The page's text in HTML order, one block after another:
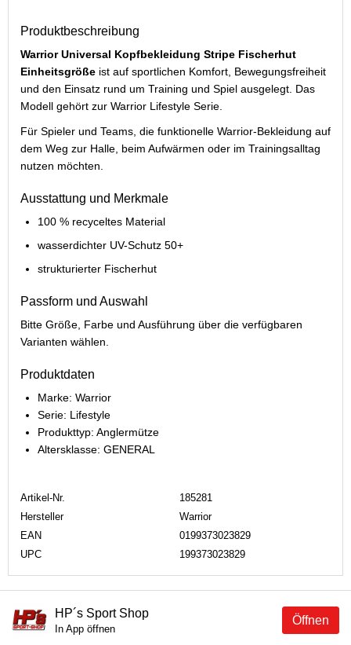
Produktbeschreibung
Warrior Universal Kopfbekleidung Stripe Fischerhut
Einheitsgröße ist auf sportlichen Komfort, Bewegungsfreiheit
und den Einsatz rund um Training und Spiel ausgelegt. Das
Modell gehört zur Warrior Lifestyle Serie.
Für Spieler und Teams, die funktionelle Warrior-Bekleidung auf
dem Weg zur Halle, beim Aufwärmen oder im Trainingsalltag
nutzen möchten.
Ausstattung und Merkmale
100 % recyceltes Material
wasserdichter UV-Schutz 50+
strukturierter Fischerhut
Passform und Auswahl
Bitte Größe, Farbe und Ausführung über die verfügbaren
Varianten wählen.
Produktdaten
Marke: Warrior
Serie: Lifestyle
Produkttyp: Anglermütze
Altersklasse: GENERAL
Artikel-Nr.
185281
Hersteller
Warrior
EAN
0199373023829
UPC
199373023829
Öffnen
HP´s Sport Shop
In App öffnen